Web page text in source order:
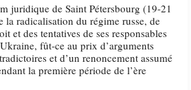
juridique de Saint Pétersbourg (19-21
la radicalisation du régime russe, de
et des tentatives de ses responsables
fût-ce au prix d’arguments
et d’un renoncement assumé
la première période de l’ère